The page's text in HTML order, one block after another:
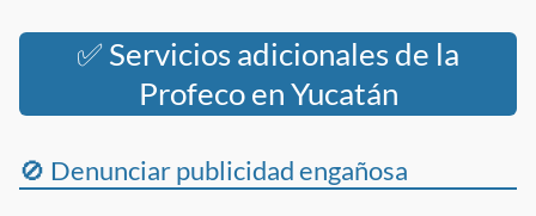
✅ Servicios adicionales de la
Profeco en Yucatán
🚫 Denunciar publicidad engañosa